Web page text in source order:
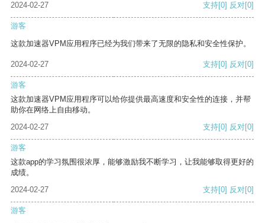
2024-02-27
支持[0] 反对[0]
游客
这款加速器VPM应用程序已经为我们带来了无限的隐私和安全性保护。
2024-02-27 支持[0] 反对[0]
游客
这款加速器VPM应用程序可以给你提供最高速度和安全性的连接，并帮
助你在网络上自由移动。
2024-02-27
支持[0] 反对[0]
游客
这款app的学习氛围很浓厚，能够激励我不断学习，让我能够取得更好的
成绩。
2024-02-27
支持[0] 反对[0]
游客